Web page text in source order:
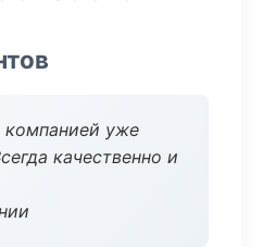
компанией уже
качественно и